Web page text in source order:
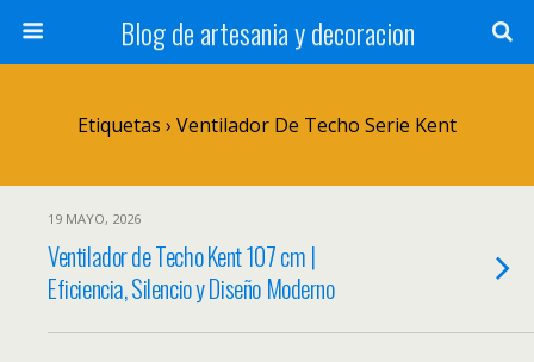
Blog de artesania y decoracion
Etiquetas › Ventilador De Techo Serie Kent
19 MAYO, 2026
Ventilador de Techo Kent 107 cm |
Eficiencia, Silencio y Diseño Moderno